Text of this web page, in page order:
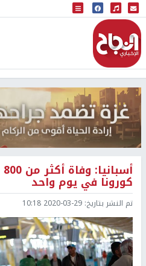
البث المباشر
إذاعة النجاح
كورونا في يوم واحد
تم النشر بتاريخ: 2020-03-29 10:18